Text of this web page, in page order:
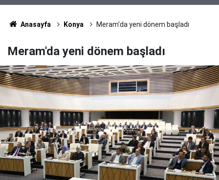
Bor'da Yürek Yakan Yangın! 250 Küçükbaş Hayvan
Anasayfa Konya Meram'da yeni dönem başladı
Meram'da yeni dönem başladı